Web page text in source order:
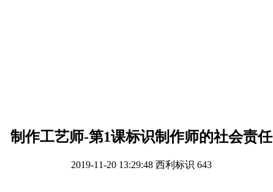
制作工艺师-第1课标识制作师的社会责任
2019-11-20 13:29:48 西利标识 643